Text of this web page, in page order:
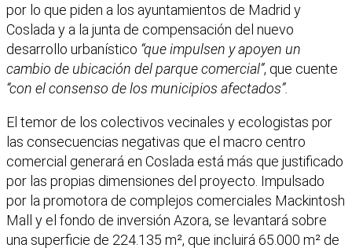
por lo que piden a los ayuntamientos de Madrid y
Coslada y a la junta de compensación del nuevo
desarrollo urbanístico “que impulsen y apoyen un
cambio de ubicación del parque comercial”, que cuente
“con el consenso de los municipios afectados”.
El temor de los colectivos vecinales y ecologistas por
las consecuencias negativas que el macro centro
comercial generará en Coslada está más que justificado
por las propias dimensiones del proyecto. Impulsado
por la promotora de complejos comerciales Mackintosh
Mall y el fondo de inversión Azora, se levantará sobre
una superficie de 224.135 m², que incluirá 65.000 m² de